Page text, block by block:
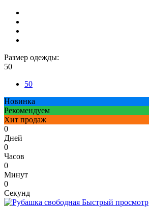
Размер одежды:
50
50
Новинка
Рекомендуем
Хит продаж
0
Дней
0
Часов
0
Минут
0
Секунд
Быстрый просмотр